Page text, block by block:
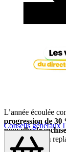
Conseils généraux
L’année écoulée
progression de 30
nouvelles
tient toutefois à